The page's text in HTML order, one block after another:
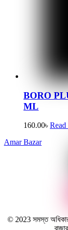
BORO
ML
160.00৳ Read
Amar Bazar
© 2023 সমস্ত অধিকার